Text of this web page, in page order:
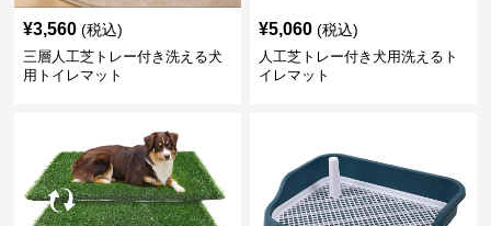
¥3,560 (税込)
三層人工芝トレー付き洗える犬
用トイレマット
¥5,060 (税込)
人工芝トレー付き犬用洗えるト
イレマット